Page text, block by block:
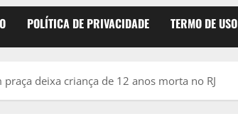
POLÍTICA DE PRIVACIDADE TERMO DE USO
praça deixa criança de 12 anos morta no RJ